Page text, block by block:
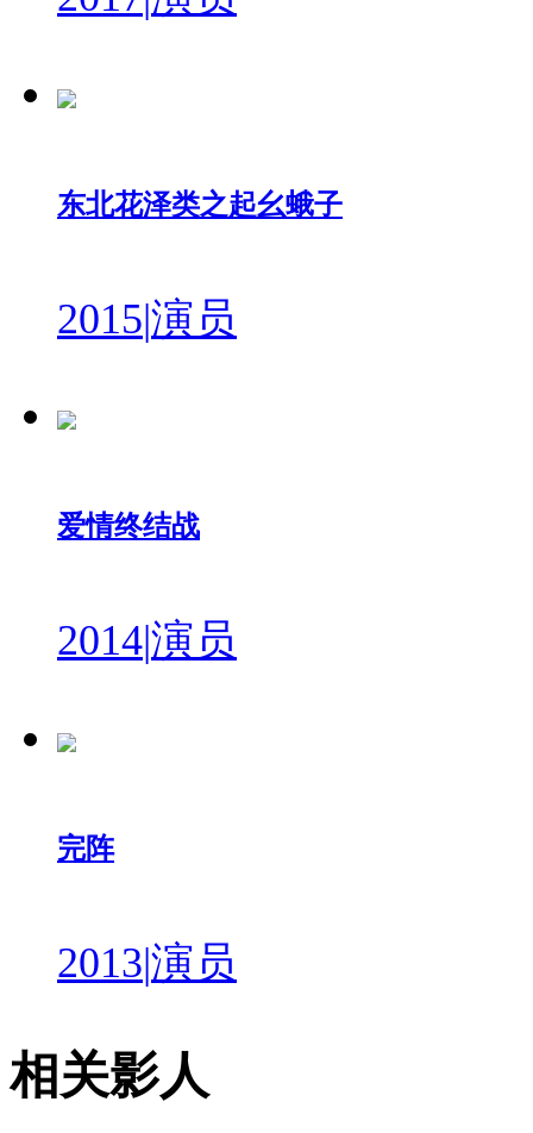
东北花泽类之起幺蛾子
2015|演员
爱情终结战
2014|演员
完阵
2013|演员
相关影人